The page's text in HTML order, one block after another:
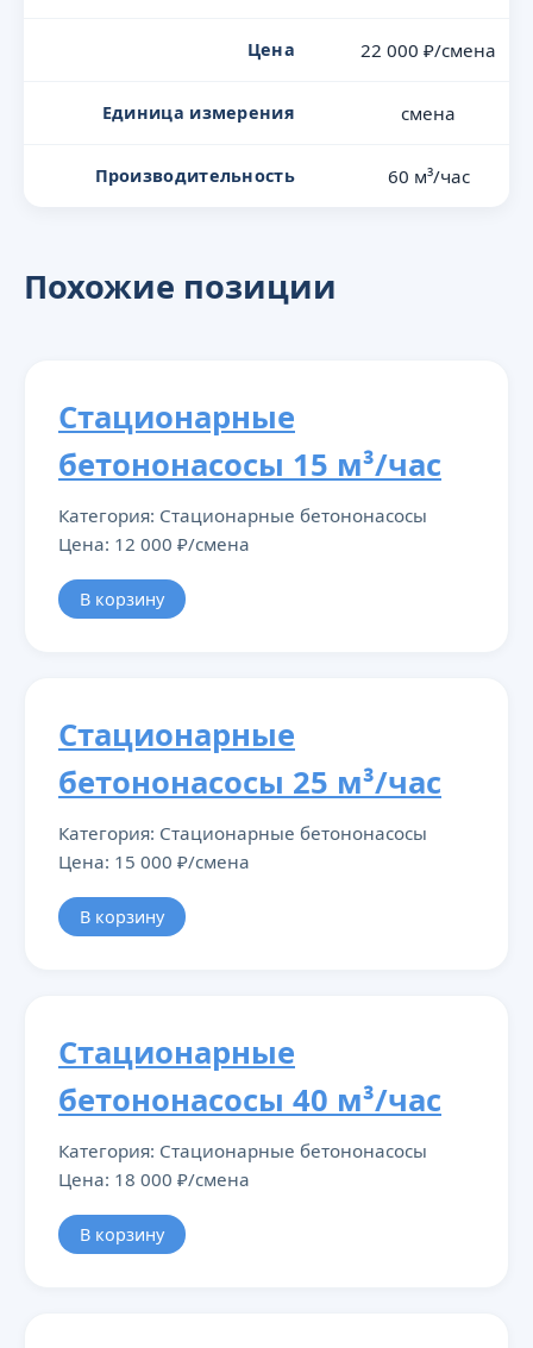
Цена 22 000 ₽/смена
Единица измерения смена
Производительность 60 м³/час
Похожие позиции
Стационарные
бетононасосы 15 м³/час
Категория: Стационарные бетононасосы
Цена: 12 000 ₽/смена
В корзину
Стационарные
бетононасосы 25 м³/час
Категория: Стационарные бетононасосы
Цена: 15 000 ₽/смена
В корзину
Стационарные
бетононасосы 40 м³/час
Категория: Стационарные бетононасосы
Цена: 18 000 ₽/смена
В корзину